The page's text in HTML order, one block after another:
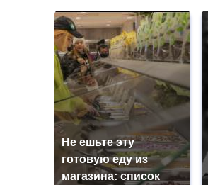
Не ешьте эту
готовую еду из
магазина: список